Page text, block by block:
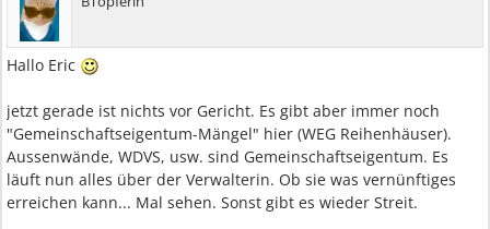
Hallo Eric
jetzt gerade ist nichts vor Gericht. Es gibt aber immer noch
"Gemeinschaftseigentum-Mängel" hier (WEG Reihenhäuser).
Aussenwände, WDVS, usw. sind Gemeinschaftseigentum. Es
läuft nun alles über der Verwalterin. Ob sie was vernünftiges
erreichen kann... Mal sehen. Sonst gibt es wieder Streit.